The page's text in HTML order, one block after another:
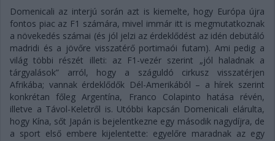
Domenicali az interjú során azt is kiemelte, hogy Európa újra
fontos piac az F1 számára, mivel immár itt is megmutatkoznak
a növekedés számai (és jól jelzi az érdeklődést az idén debütáló
madridi és a jövőre visszatérő portimaói futam). Ami pedig a
világ többi részét illeti: az F1-vezér szerint „jól haladnak a
tárgyalások” arról, hogy a száguldó cirkusz visszatérjen
Afrikába; vannak érdeklődők Dél-Amerikából – a hírek szerint
konkrétan főleg Argentína, Franco Colapinto hatása révén,
illetve a Távol-Keletről is. Utóbbi kapcsán Domenicali elárulta,
hogy Kína, sőt Japán is bejelentkezne egy második nagydíjra, de
a sport első embere kijelentette: egyelőre maradnak az egy